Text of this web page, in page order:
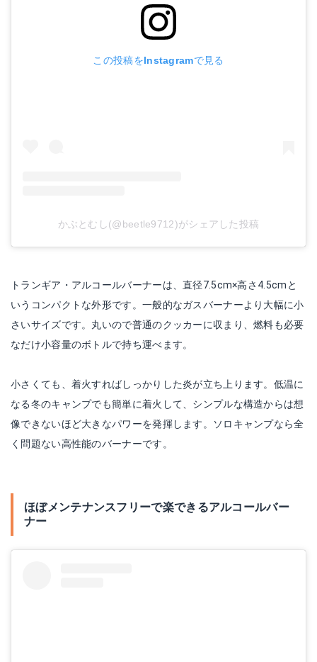
この投稿をInstagramで見る
かぶとむし(@beetle9712)がシェアした投稿
トランギア・アルコールバーナーは、直径7.5cm×高さ4.5cmと
いうコンパクトな外形です。一般的なガスバーナーより大幅に小
さいサイズです。丸いので普通のクッカーに収まり、燃料も必要
なだけ小容量のボトルで持ち運べます。
小さくても、着火すればしっかりした炎が立ち上ります。低温に
なる冬のキャンプでも簡単に着火して、シンプルな構造からは想
像できないほど大きなパワーを発揮します。ソロキャンプなら全
く問題ない高性能のバーナーです。
ほぼメンテナンスフリーで楽できるアルコールバー
ナー